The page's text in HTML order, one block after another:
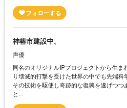
神椿市建設中。
声優
同名のオリジナルIPプロジェクトから生ま
り壊滅的打撃を受けた世界の中でも先端科
その技術を駆使し奇跡的な復興を遂げつ
と...